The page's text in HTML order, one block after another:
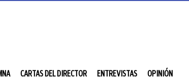
CARTAS DEL DIRECTOR ENTREVISTAS OPINIÓN